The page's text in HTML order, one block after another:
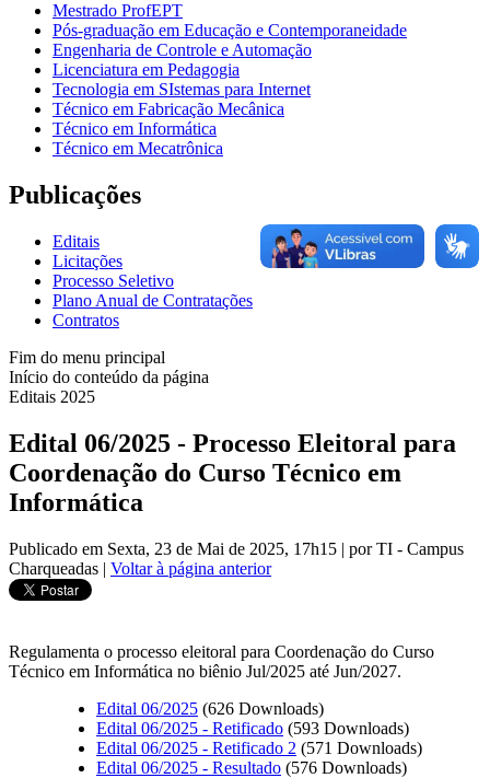
Mestrado ProfEPT
Pós-graduação em Educação e Contemporaneidade
Engenharia de Controle e Automação
Licenciatura em Pedagogia
Tecnologia em SIstemas para Internet
Técnico em Fabricação Mecânica
Técnico em Informática
Técnico em Mecatrônica
Publicações
Editais
Licitações
Processo Seletivo
Plano Anual de Contratações
Contratos
Fim do menu principal
Início do conteúdo da página
Editais 2025
Edital 06/2025 - Processo Eleitoral para
Coordenação do Curso Técnico em
Informática
Publicado em Sexta, 23 de Mai de 2025, 17h15 | por TI - Campus
Charqueadas | Voltar à página anterior
Regulamenta o processo eleitoral para Coordenação do Curso
Técnico em Informática no biênio Jul/2025 até Jun/2027.
Edital 06/2025 (626 Downloads)
Edital 06/2025 - Retificado (593 Downloads)
Edital 06/2025 - Retificado 2 (571 Downloads)
Edital 06/2025 - Resultado (576 Downloads)